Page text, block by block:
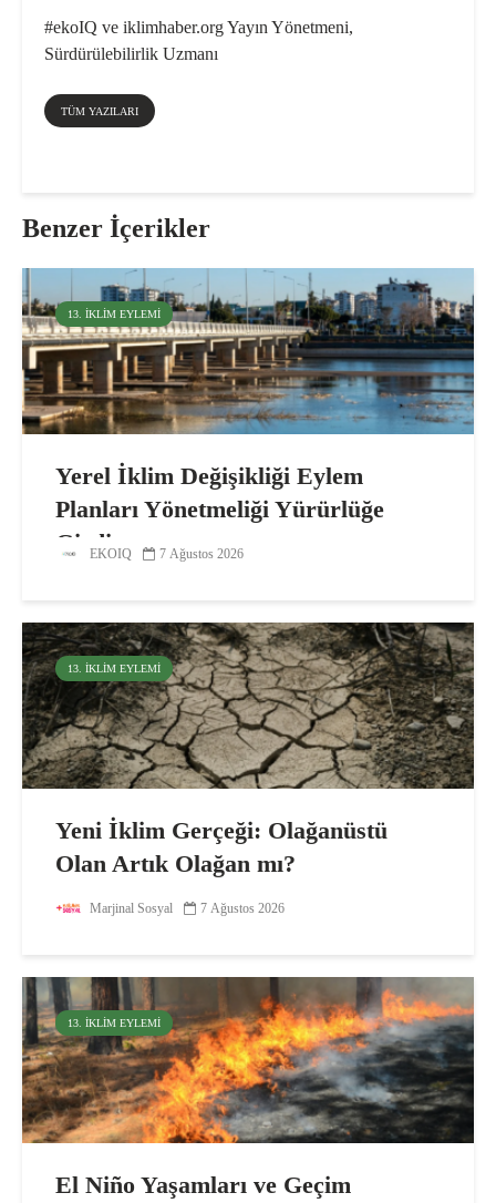
#ekoIQ ve iklimhaber.org Yayın Yönetmeni,
Sürdürülebilirlik Uzmanı
TÜM YAZILARI
Benzer İçerikler
13. İKLIM EYLEMI
Yerel İklim Değişikliği Eylem
Planları Yönetmeliği Yürürlüğe
GirdiEKOIQ 7 Ağustos 2026
13. İKLIM EYLEMI
Yeni İklim Gerçeği: Olağanüstü
Olan Artık Olağan mı?
Marjinal Sosyal 7 Ağustos 2026
13. İKLIM EYLEMI
El Niño Yaşamları ve Geçim